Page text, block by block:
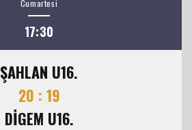
Cumartesi
17:30
ŞAHLAN U16.
20 : 19
DİGEM U16.